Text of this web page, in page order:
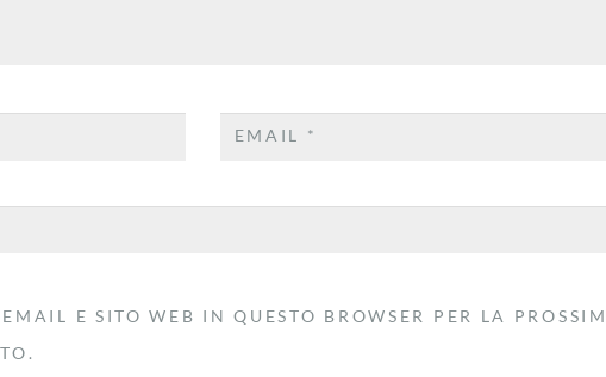
EMAIL *
E SITO WEB IN QUESTO BROWSER PER LA